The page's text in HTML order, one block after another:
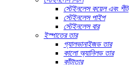
স্টেইনলেস কয়েল এবং শীট
স্টেইনলেস পাইপ
স্টেইনলেস বার
ইস্পাতের তার
গ্যালভানাইজড তার
কালো অ্যানিলড তার
কাঁটাতার